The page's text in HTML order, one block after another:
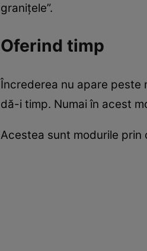
graniţele”.
Oferind timp
Încrederea nu apare peste
dă-i timp. Numai în acest
Acestea sunt modurile prin